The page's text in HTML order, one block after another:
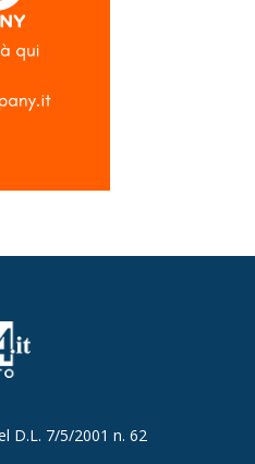
D.L. 7/5/2001 n. 62